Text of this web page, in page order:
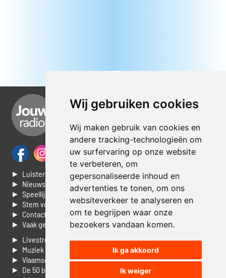
Wij gebruiken cookies
Wij maken gebruik van cookies en
andere tracking-technologieën om
uw surfervaring op onze website
te verbeteren, om
gepersonaliseerde inhoud en
advertenties te tonen, om ons
websiteverkeer te analyseren en
om te begrijpen waar onze
bezoekers vandaan komen.
Ik ga akkoord
Ik weiger
► Luisteren naar Jouwradio
► Nieuws
► Speellijst
► Stem voor de Dag top 3
► Contacteer ons
► Vaak gestelde vragen
► Livestream informatie
► Muziek opzoeken
► Vlaamse 100 Aller tijden
► De 50 beste van...